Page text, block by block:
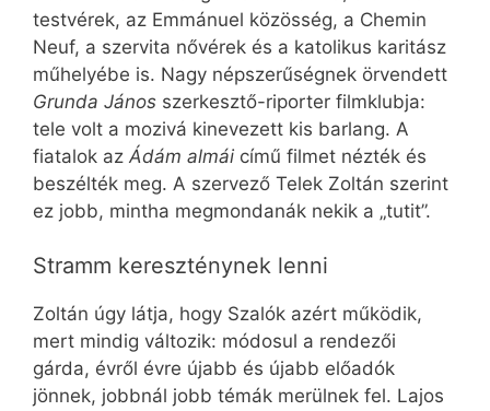
testvérek, az Emmánuel közösség, a Chemin
Neuf, a szervita nővérek és a katolikus karitász
műhelyébe is. Nagy népszerűségnek örvendett
Grunda János szerkesztő-riporter filmklubja:
tele volt a mozivá kinevezett kis barlang. A
fiatalok az Ádám almái című filmet nézték és
beszélték meg. A szervező Telek Zoltán szerint
ez jobb, mintha megmondanák nekik a „tutit”.
Stramm kereszténynek lenni
Zoltán úgy látja, hogy Szalók azért működik,
mert mindig változik: módosul a rendezői
gárda, évről évre újabb és újabb előadók
jönnek, jobbnál jobb témák merülnek fel. Lajos